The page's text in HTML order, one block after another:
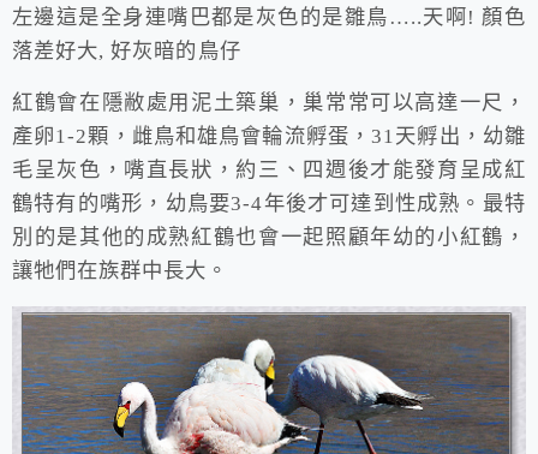
左邊這是全身連嘴巴都是灰色的是雛鳥…..天啊! 顏色
落差好大, 好灰暗的鳥仔
紅鶴會在隱敝處用泥土築巢，巢常常可以高達一尺，
產卵1-2顆，雌鳥和雄鳥會輪流孵蛋，31天孵出，幼雛
毛呈灰色，嘴直長狀，約三、四週後才能發育呈成紅
鶴特有的嘴形，幼鳥要3-4年後才可達到性成熟。最特
別的是其他的成熟紅鶴也會一起照顧年幼的小紅鶴，
讓牠們在族群中長大。